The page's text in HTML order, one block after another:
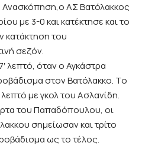
Ανασκόπηση,ο ΑΣ Βατόλακκος
με 3-0 και κατέκτησε και το
κατάκτηση του
σεζόν.
λεπτό, όταν ο Αγκάστρα
στον Βατόλακκο. Το
με γκολ του Ασλανίδη.
του Παπαδόπουλου, οι
σημείωσαν και τρίτο
ως το τέλος.